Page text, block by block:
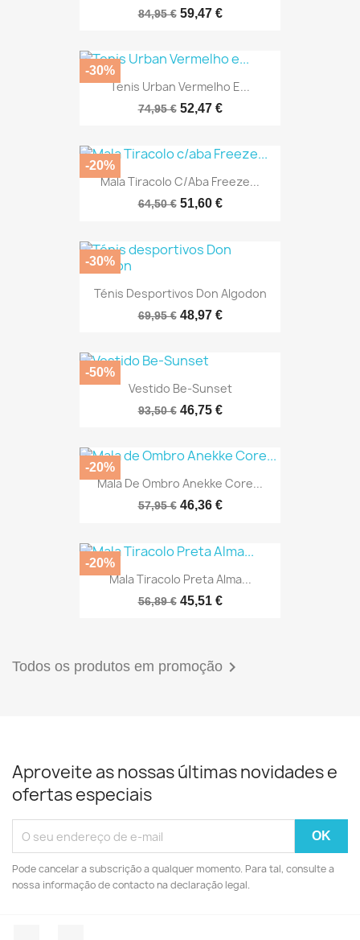
84,95 € 59,47 €
Tenis Urban Vermelho E...
74,95 € 52,47 €
-30%
Mala Tiracolo C/aba Freeze...
64,50 € 51,60 €
-20%
Ténis Desportivos Don Algodon
69,95 € 48,97 €
-30%
Vestido Be-Sunset
93,50 € 46,75 €
-50%
Mala De Ombro Anekke Core...
57,95 € 46,36 €
-20%
Mala Tiracolo Preta Alma...
56,89 € 45,51 €
-20%
Todos os produtos em promoção 
Aproveite as nossas últimas novidades e
ofertas especiais
Pode cancelar a subscrição a qualquer momento. Para tal, consulte a
nossa informação de contacto na declaração legal.